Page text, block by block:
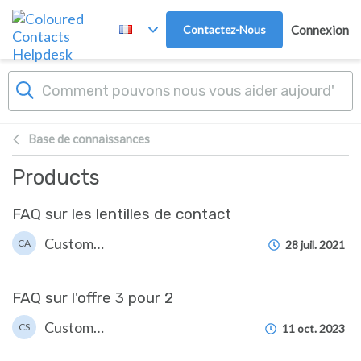
Passer au contenu principal
Contactez-Nous Connexion
Base de connaissances
Products
FAQ sur les lentilles de contact
CA Customer Services A 28 juil. 2021
FAQ sur l'offre 3 pour 2
CS Customer Services 11 oct. 2023